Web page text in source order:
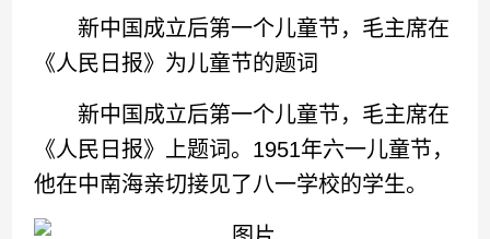
新中国成立后第一个儿童节，毛主席在
《人民日报》为儿童节的题词
新中国成立后第一个儿童节，毛主席在
《人民日报》上题词。1951年六一儿童节，
他在中南海亲切接见了八一学校的学生。